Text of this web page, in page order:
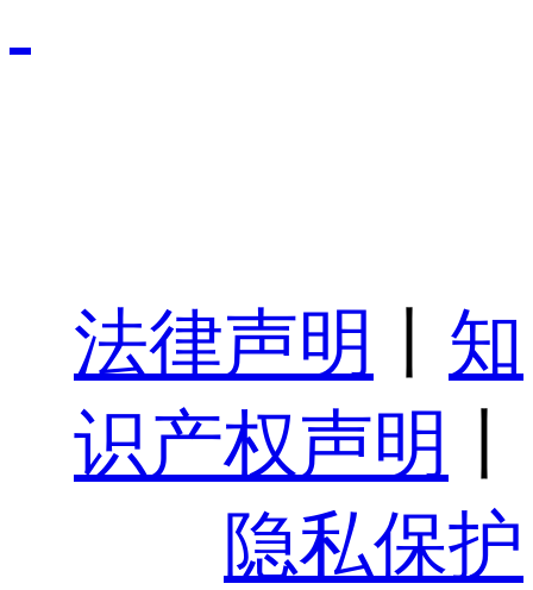
法律声明
知
识产权声明
隐私保护